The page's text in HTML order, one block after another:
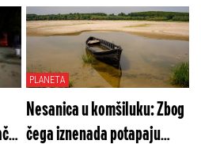
Rusiju najviše boli
PLANETA
Nesanica u komšiluku: Zbog
čega iznenada potapaju